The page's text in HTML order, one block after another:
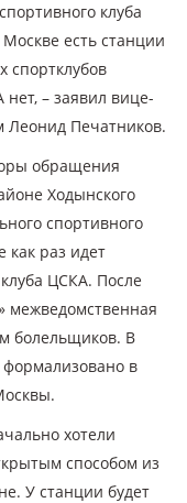
клуба
есть станции
спортклубов
– заявил вице-
Печатников.
обращения
Ходынского
спортивного
как раз идет
ЦСКА. После
межведомственная
болельщиков. В
в
хотели
способом из
У станции будет